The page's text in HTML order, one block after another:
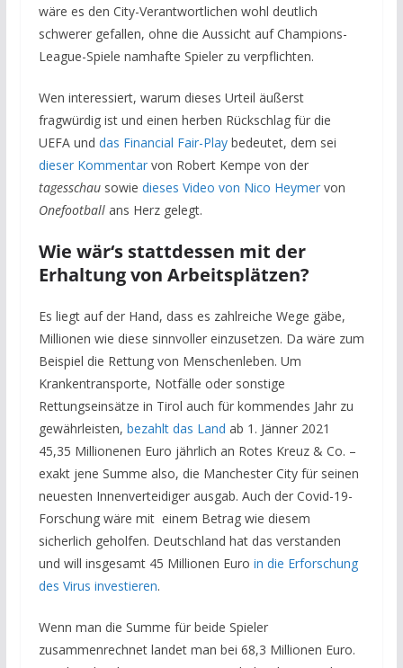
wäre es den City-Verantwortlichen wohl deutlich
schwerer gefallen, ohne die Aussicht auf Champions-
League-Spiele namhafte Spieler zu verpflichten.
Wen interessiert, warum dieses Urteil äußerst
fragwürdig ist und einen herben Rückschlag für die
UEFA und das Financial Fair-Playbedeutet, dem sei
dieser Kommentarvon Robert Kempe von der
tagesschausowie dieses Video von Nico Heymervon
Onefootballans Herz gelegt.
Wie wär‘s stattdessen mit der
Erhaltung von Arbeitsplätzen?
Es liegt auf der Hand, dass es zahlreiche Wege gäbe,
Millionen wie diese sinnvoller einzusetzen. Da wäre zum
Beispiel die Rettung von Menschenleben. Um
Krankentransporte, Notfälle oder sonstige
Rettungseinsätze in Tirol auch für kommendes Jahr zu
gewährleisten, bezahlt das Land ab 1. Jänner 2021
45,35 Millionenen Euro jährlich an Rotes Kreuz & Co. –
exakt jene Summe also, die Manchester City für seinen
neuesten Innenverteidiger ausgab. Auch der Covid-19-
Forschung wäre mit einem Betrag wie diesem
sicherlich geholfen. Deutschland hat das verstanden
und will insgesamt 45 Millionen Euro in die Erforschung
des Virus investieren.
Wenn man die Summe für beide Spieler
zusammenrechnet landet man bei 68,3 Millionen Euro.